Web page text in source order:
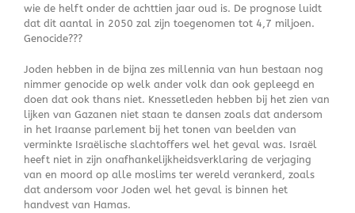
wie de helft onder de achttien jaar oud is. De prognose luidt
dat dit aantal in 2050 zal zijn toegenomen tot 4,7 miljoen.
Genocide???
Joden hebben in de bijna zes millennia van hun bestaan nog
nimmer genocide op welk ander volk dan ook gepleegd en
doen dat ook thans niet. Knessetleden hebben bij het zien van
lijken van Gazanen niet staan te dansen zoals dat andersom
in het Iraanse parlement bij het tonen van beelden van
verminkte Israëlische slachtoffers wel het geval was. Israël
heeft niet in zijn onafhankelijkheidsverklaring de verjaging
van en moord op alle moslims ter wereld verankerd, zoals
dat andersom voor Joden wel het geval is binnen het
handvest van Hamas.